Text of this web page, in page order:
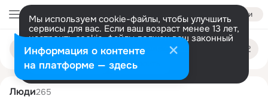
Войти
Мы используем cookie-файлы, чтобы улучшить
сервисы для вас. Если ваш возраст менее 13 лет,
настроить cookie-файлы должен ваш законный
представитель. Больше информации
Разрешить все Настроить
Поиск
людям
aleksey ryzhenkov
Люди265
Информация о контенте
на платформе — здесь